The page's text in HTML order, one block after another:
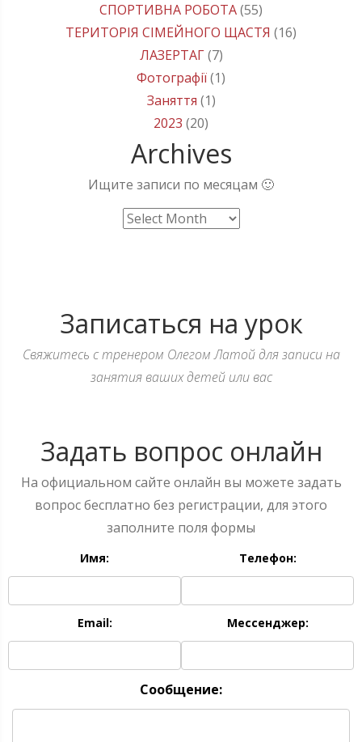
СПОРТИВНА РОБОТА(55)
ТЕРИТОРІЯ СІМЕЙНОГО ЩАСТЯ (16)
ЛАЗЕРТАГ(7)
Фотографії(1)
Заняття (1)
2023 (20)
Archives
Ищите записи по месяцам 🙂
Записаться на урок
Свяжитесь с тренером Олегом Латой для записи на
занятия ваших детей или вас
Задать вопрос онлайн
На официальном сайте онлайн вы можете задать
вопрос бесплатно без регистрации, для этого
заполните поля формы
Имя: Телефон:
Email: Мессенджер:
Сообщение: